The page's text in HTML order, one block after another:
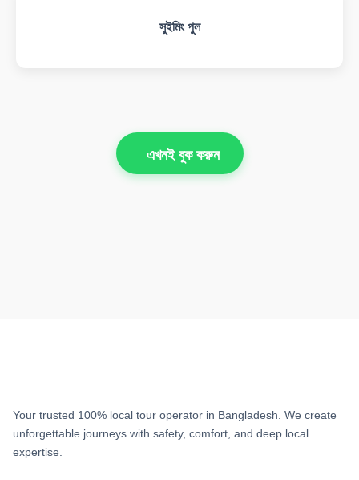
সুইমিং পুল
এখনই বুক করুন
Your trusted 100% local tour operator in Bangladesh. We create
unforgettable journeys with safety, comfort, and deep local
expertise.